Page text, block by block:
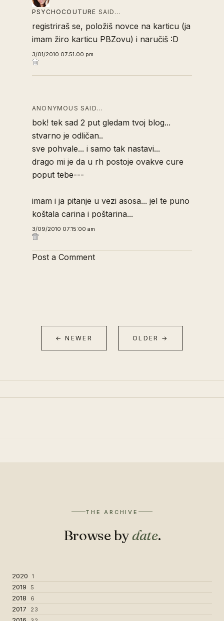
PSYCHOCOUTURE SAID…
registriraš se, položiš novce na karticu (ja
imam žiro karticu PBZovu) i naručiš :D
3/01/2010 07:51:00 pm
ANONYMOUS SAID…
bok! tek sad 2 put gledam tvoj blog...
stvarno je odličan..
sve pohvale... i samo tak nastavi...
drago mi je da u rh postoje ovakve cure
poput tebe---
imam i ja pitanje u vezi asosa... jel te puno
koštala carina i poštarina...
3/09/2010 07:15:00 am
Post a Comment
← NEWER OLDER →
THE ARCHIVE
Browse bydate.
2020 1
2019 5
2018 6
2017 23